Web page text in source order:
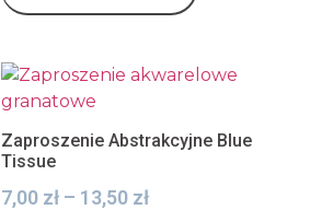
Zaproszenie Abstrakcyjne Blue
Tissue
7,00 zł – 13,50 zł